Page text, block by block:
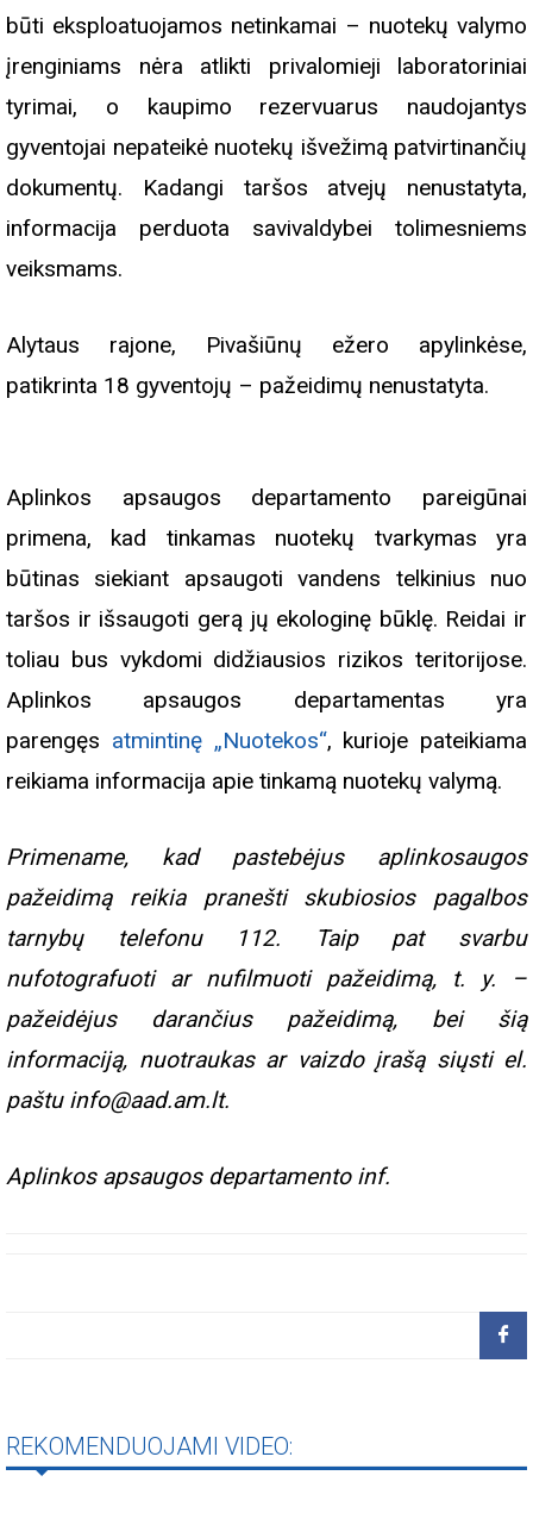
būti eksploatuojamos netinkamai – nuotekų valymo
įrenginiams nėra atlikti privalomieji laboratoriniai
tyrimai, o kaupimo rezervuarus naudojantys
gyventojai nepateikė nuotekų išvežimą patvirtinančių
dokumentų. Kadangi taršos atvejų nenustatyta,
informacija perduota savivaldybei tolimesniems
veiksmams.
Alytaus rajone, Pivašiūnų ežero apylinkėse,
patikrinta 18 gyventojų – pažeidimų nenustatyta.
Aplinkos apsaugos departamento pareigūnai
primena, kad tinkamas nuotekų tvarkymas yra
būtinas siekiant apsaugoti vandens telkinius nuo
taršos ir išsaugoti gerą jų ekologinę būklę. Reidai ir
toliau bus vykdomi didžiausios rizikos teritorijose.
Aplinkos apsaugos departamentas yra
parengęs atmintinę „Nuotekos“, kurioje pateikiama
reikiama informacija apie tinkamą nuotekų valymą.
Primename, kad pastebėjus aplinkosaugos
pažeidimą reikia pranešti skubiosios pagalbos
tarnybų telefonu 112. Taip pat svarbu
nufotografuoti ar nufilmuoti pažeidimą, t. y. –
pažeidėjus darančius pažeidimą, bei šią
informaciją, nuotraukas ar vaizdo įrašą siųsti el.
paštu info@aad.am.lt.
Aplinkos apsaugos departamento inf.
REKOMENDUOJAMI VIDEO: